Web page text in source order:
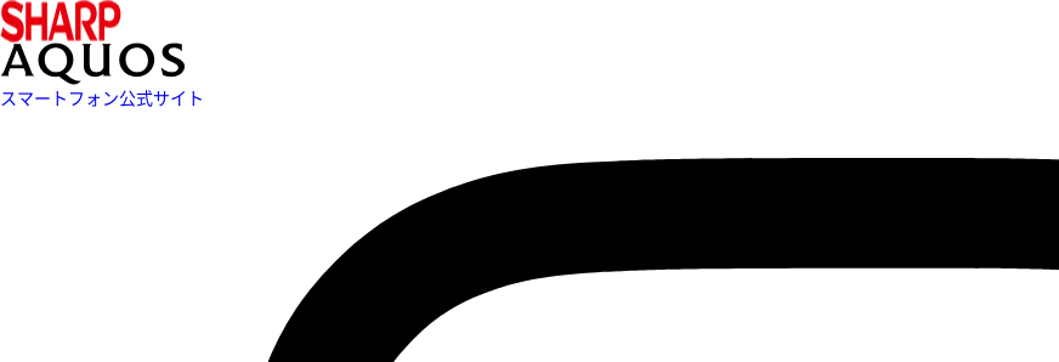
スマートフォン公式サイト